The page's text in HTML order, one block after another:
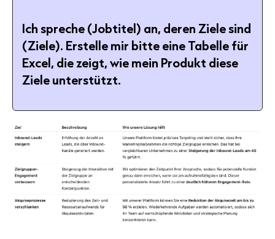
Ich spreche (Jobtitel) an, deren Ziele sind
(Ziele). Erstelle mir bitte eine Tabelle für
Excel, die zeigt, wie mein Produkt diese
Ziele unterstützt.